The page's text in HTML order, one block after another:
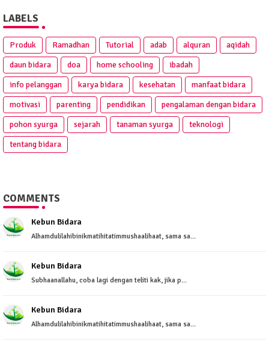
LABELS
Produk Ramadhan Tutorial adab alquran
aqidah
daun bidara
doa home schooling
ibadah
info pelanggan
karya bidara kesehatan
manfaat bidara
motivasi
parenting pendidikan
pengalaman dengan bidara
pohon syurga
sejarah tanaman syurga
teknologi
tentang bidara
COMMENTS
Kebun Bidara
Alhamdulilahibinikmatihitatimmushaalihaat, sama sa...
Kebun Bidara
Subhaanallahu, coba lagi dengan teliti kak, jika p...
Kebun Bidara
Alhamdulilahibinikmatihitatimmushaalihaat, sama sa...